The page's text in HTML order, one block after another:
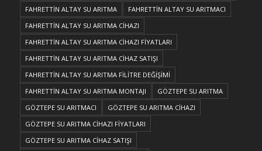
FAHRETTİN ALTAY SU ARITMA
FAHRETTİN ALTAY SU ARITMACI
FAHRETTİN ALTAY SU ARITMA CİHAZI
FAHRETTİN ALTAY SU ARITMA CİHAZI FİYATLARI
FAHRETTİN ALTAY SU ARITMA CİHAZ SATIŞI
FAHRETTİN ALTAY SU ARITMA FİLİTRE DEĞİŞİMİ
FAHRETTİN ALTAY SU ARITMA MONTAJI
GÖZTEPE SU ARITMA
GÖZTEPE SU ARITMACI
GÖZTEPE SU ARITMA CİHAZI
GÖZTEPE SU ARITMA CİHAZI FİYATLARI
GÖZTEPE SU ARITMA CİHAZ SATIŞI